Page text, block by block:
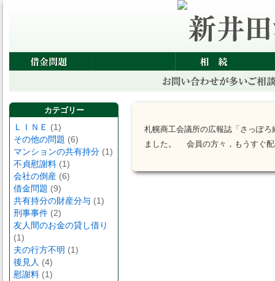
カテゴリー
ＬＩＮＥ (1)
その他の問題 (6)
マンションの共有持分 (1)
不貞慰謝料 (1)
会社の倒産 (6)
借金問題 (9)
共有持分の財産分与 (1)
刑事事件 (2)
友人間のお金の貸し借り
(1)
夫の行方不明 (1)
後見人 (4)
慰謝料 (1)
札幌商工会議所の広報誌「さっぽ
ました。 会員の方々，もうすぐ